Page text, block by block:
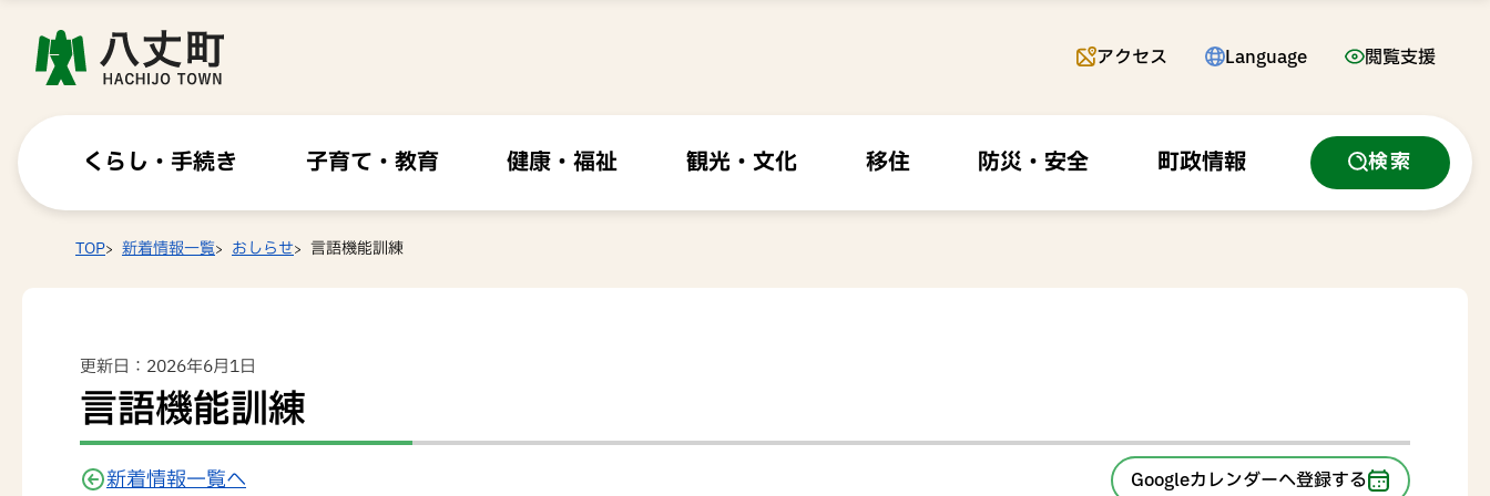
アクセス Language 閲覧支援
くらし・手続き 子育て・教育 健康・福祉 観光・文化 移住 防災・安全 町政情報 検索
TOP 新着情報一覧 おしらせ 言語機能訓練
更新日：2026年6月1日
言語機能訓練
新着情報一覧へ Googleカレンダーへ登録する